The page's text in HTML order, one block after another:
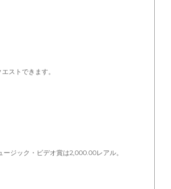
ストできます。
ジック・ビデオ賞は2,000.00レアル。